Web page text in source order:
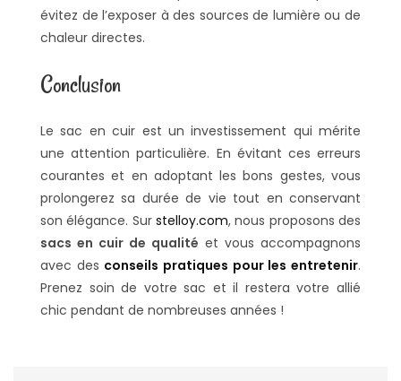
évitez de l’exposer à des sources de lumière ou de
chaleur directes.
Conclusion
Le sac en cuir est un investissement qui mérite
une attention particulière. En évitant ces erreurs
courantes et en adoptant les bons gestes, vous
prolongerez sa durée de vie tout en conservant
son élégance. Sur stelloy.com, nous proposons des
sacs en cuir de qualité et vous accompagnons
avec des conseils pratiques pour les entretenir.
Prenez soin de votre sac et il restera votre allié
chic pendant de nombreuses années !